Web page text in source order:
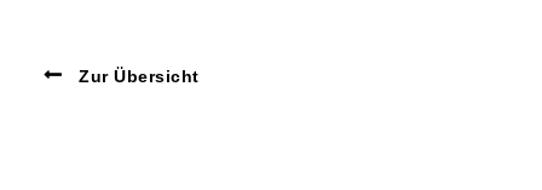
Zur Übersicht